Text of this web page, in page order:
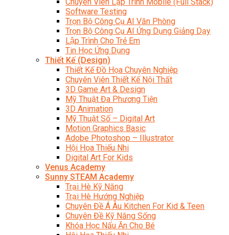
Software Testing
Trọn Bộ Công Cụ AI Văn Phòng
Trọn Bộ Công Cụ AI Ứng Dụng Giảng Dạy
Lập Trình Cho Trẻ Em
Tin Học Ứng Dụng
Thiết Kế (Design)
Thiết Kế Đồ Họa Chuyên Nghiệp
Chuyên Viên Thiết Kế Nội Thất
3D Game Art & Design
Mỹ Thuật Đa Phương Tiện
3D Animation
Mỹ Thuật Số – Digital Art
Motion Graphics Basic
Adobe Photoshop – Illustrator
Hội Họa Thiếu Nhi
Digital Art For Kids
Venus Academy
Sunny STEAM Academy
Trại Hè Kỹ Năng
Trại Hè Hướng Nghiệp
Chuyên Đề Á Âu Kitchen For Kid & Teen
Chuyên Đề Kỹ Năng Sống
Khóa Học Nấu Ăn Cho Bé